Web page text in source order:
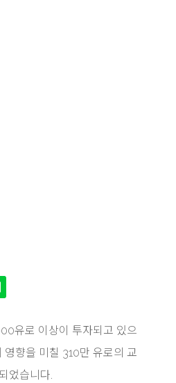
유로 이상이 투자되고 있으
향을 미칠 310만 유로의 교
었습니다.